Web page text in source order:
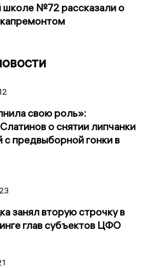
школе №72 рассказали о
свою роль»:
о снятии липчанки
с предвыборной гонки в
занял вторую строчку в
глав субъектов ЦФО